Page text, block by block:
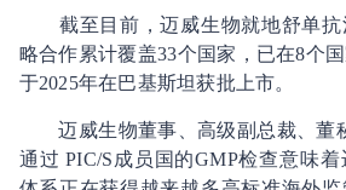
截至目前，迈威生物就地舒单抗
略合作累计覆盖33个国家，已在8个
于2025年在巴基斯坦获批上市。
迈威生物董事、高级副总裁、董
通过 PIC/S成员国的GMP检查意味